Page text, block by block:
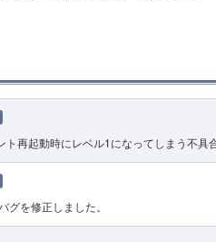
ト再起動時にレベル1になってしまう不具
を修正しました。